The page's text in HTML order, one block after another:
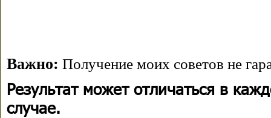
Важно: Получение моих советов не
Результат может отличаться в
случае.